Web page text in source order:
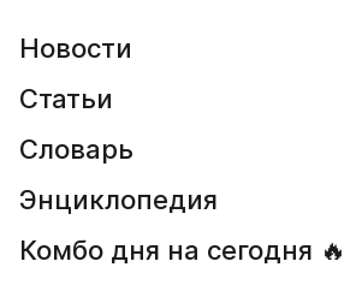
Новости
Статьи
Словарь
Энциклопедия
Комбо дня на сегодня 🔥